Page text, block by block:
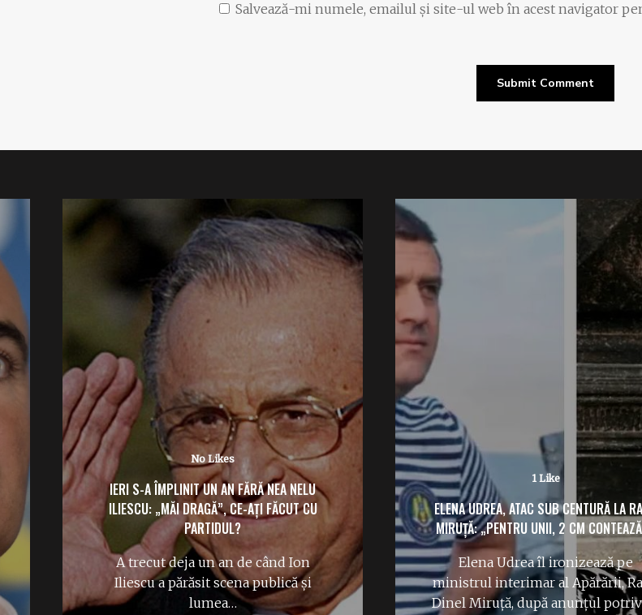
Salvează-mi numele, emailul și site-ul web în acest navigator
1 Like
ELENA UDREA, ATAC SUB CENTURĂ LA RADU
MIRUȚĂ: „PENTRU UNII, 2 CM CONTEAZĂ…”
Elena Udrea îl ironizează pe
ministrul interimar al Apărării, Radu
Dinel Miruță, după anunțul potrivit…
No Likes
PATRIARHUL KIRILL SUSȚINE CĂ „HARUL
DIVIN A AJUTAT URSS SĂ CREEZE BOMBA
ATOMICĂ.”
Declarațiile recente ale
Kirill al Rusiei reflectă o derivă
periculoasă în discursul public.
Afirmațiile…